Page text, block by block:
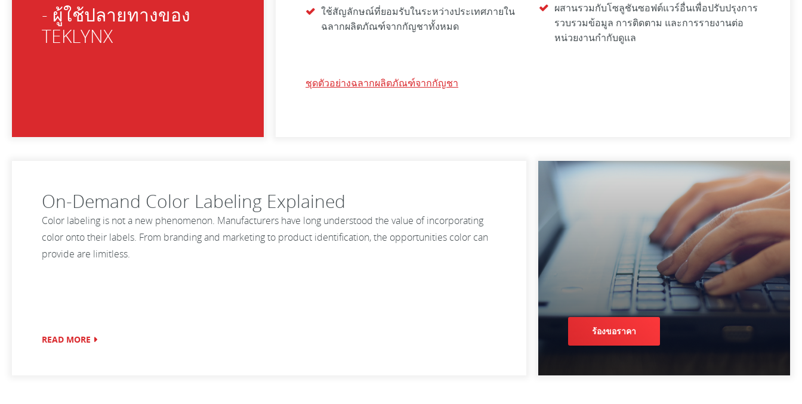
- ผู้ใช้ปลายทางของ
TEKLYNX
ใช้สัญลักษณ์ที่ยอมรับในระหว่างประเทศภายใน
ฉลากผลิตภัณฑ์จากกัญชาทั้งหมด
ผสานรวมกับโซลูชันซอฟต์แวร์อื่นเพื่อปรับปรุงการ
รวบรวมข้อมูล การติดตาม และการรายงานต่อ
หน่วยงานกำกับดูแล
ชุดตัวอย่างฉลากผลิตภัณฑ์จากกัญชา
On-Demand Color Labeling Explained
Color labeling is not a new phenomenon. Manufacturers have long understood the value of incorporating
color onto their labels. From branding and marketing to product identification, the opportunities color can
provide are limitless.
READ MORE
ร้องขอราคา